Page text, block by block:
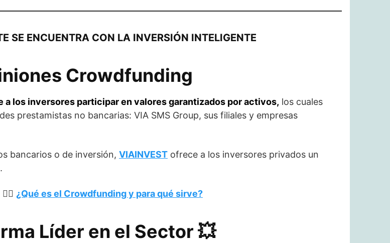
SE ENCUENTRA CON LA INVERSIÓN INTELIGENTE
Crowdfunding
a los inversores participar en valores garantizados por activos, los cuales
prestamistas no bancarias: VIA SMS Group, sus filiales y empresas
bancarios o de inversión, VIAINVEST ofrece a los inversores privados un
👉🏼​ ​​​ ¿Qué es el Crowdfunding y para qué sirve?
Líder en el Sector 💥​